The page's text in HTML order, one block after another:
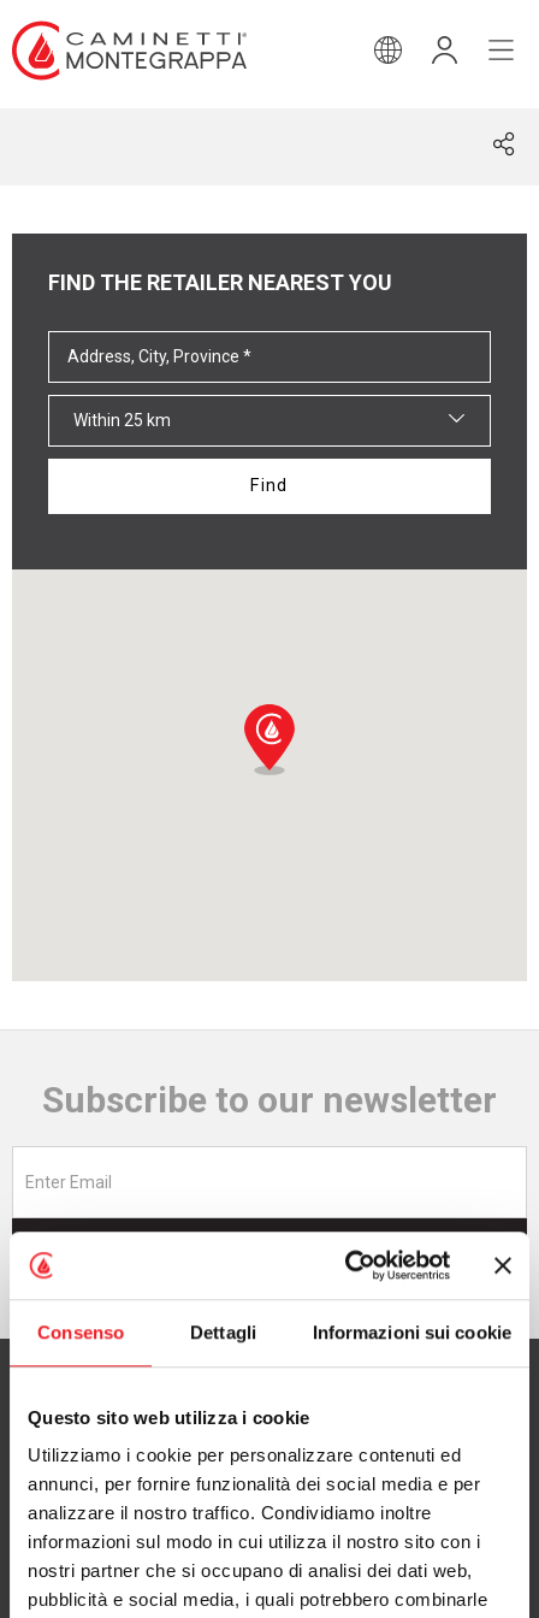
Consenso Dettagli Informazioni sui cookie
Questo sito web utilizza i cookie
Utilizziamo i cookie per personalizzare contenuti ed
annunci, per fornire funzionalità dei social media e per
analizzare il nostro traffico. Condividiamo inoltre
informazioni sul modo in cui utilizza il nostro sito con i
nostri partner che si occupano di analisi dei dati web,
pubblicità e social media, i quali potrebbero combinarle
ENGLISH
FIND THE RETAILER NEAREST YOU
Within 25 km
Find
Subscribe to our newsletter
CAMINETTI MONTEGRAPPA S.p.A.
via A. da Bassano 7/9
36020 Pove del Grappa (VI), Italy